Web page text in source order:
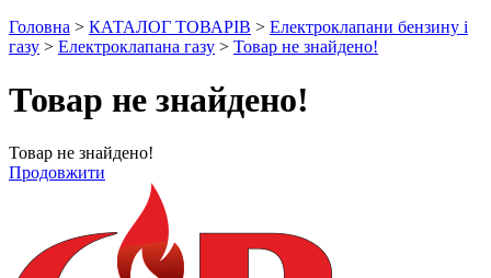
Головна > КАТАЛОГ ТОВАРІВ > Електроклапани бензину і
газу > Електроклапана газу > Товар не знайдено!
Товар не знайдено!
Товар не знайдено!
Продовжити